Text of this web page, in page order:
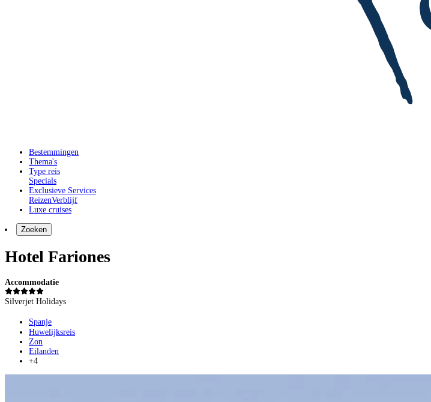
Bestemmingen
Thema's
Type reis
Specials
Exclusieve Services
ReizenVerblijf
Luxe cruises
Zoeken
Hotel Fariones
Accommodatie
Silverjet Holidays
Spanje
Huwelijksreis
Zon
Eilanden
+4